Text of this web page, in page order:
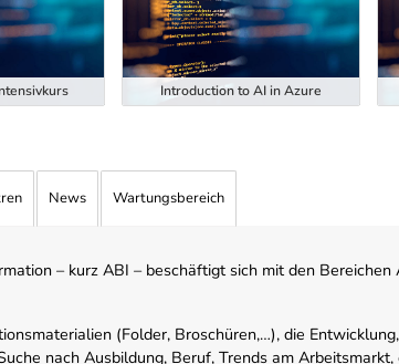
Introduction to AI in Azure
News Wartungsbereich
– kurz ABI – beschäftigt sich mit den
(Folder, Broschüren,…), die
nach Ausbildung, Beruf, Trends am Arbeitsmarkt,